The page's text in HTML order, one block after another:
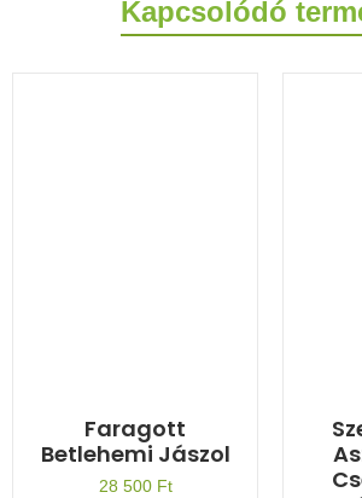
Kapcsolódó
Faragott
Betlehemi Jászol
28 500 Ft